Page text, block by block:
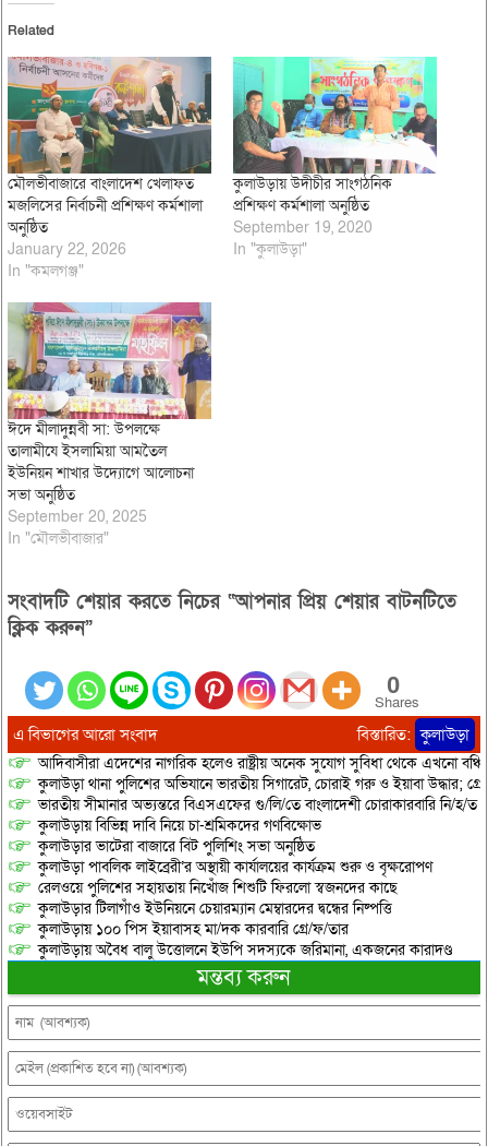
Related
মৌলভীবাজারে বাংলাদেশ খেলাফত
মজলিসের নির্বাচনী প্রশিক্ষণ কর্মশালা
অনুষ্ঠিত
January 22, 2026
In "কমলগঞ্জ"
কুলাউড়ায় উদীচীর সাংগঠনিক
প্রশিক্ষণ কর্মশালা অনুষ্ঠিত
September 19, 2020
In "কুলাউড়া"
ঈদে মীলাদুন্নবী সা: উপলক্ষে
তালামীযে ইসলামিয়া আমতৈল
ইউনিয়ন শাখার উদ্যোগে আলোচনা
সভা অনুষ্ঠিত
September 20, 2025
In "মৌলভীবাজার"
সংবাদটি শেয়ার করতে নিচের “আপনার প্রিয় শেয়ার বাটনটিতে
ক্লিক করুন”
0
Shares
এ বিভাগের আরো সংবাদ বিস্তারিত: কুলাউড়া
আদিবাসীরা এদেশের নাগরিক হলেও রাষ্ট্রীয় অনেক সুযোগ সুবিধা থেকে এখনো
কুলাউড়া থানা পুলিশের অভিযানে ভারতীয় সিগারেট, চোরাই গরু ও ইয়াবা উদ্ধার;
ভারতীয় সীমানার অভ্যন্তরে বিএসএফের গু/লি/তে বাংলাদেশী চোরাকারবারি নি/হ/ত
কুলাউড়ায় বিভিন্ন দাবি নিয়ে চা-শ্রমিকদের গণবিক্ষোভ
কুলাউড়ার ভাটেরা বাজারে বিট পুলিশিং সভা অনুষ্ঠিত
কুলাউড়া পাবলিক লাইব্রেরী’র অস্থায়ী কার্যালয়ের কার্যক্রম শুরু ও বৃক্ষরোপণ
রেলওয়ে পুলিশের সহায়তায় নিখোঁজ শিশুটি ফিরলো স্বজনদের কাছে
কুলাউড়ার টিলাগাঁও ইউনিয়নে চেয়ারম্যান মেম্বারদের দ্বন্ধের নিষ্পত্তি
কুলাউড়ায় ১০০ পিস ইয়াবাসহ মা/দক কারবারি গ্রে/ফ/তার
কুলাউড়ায় অবৈধ বালু উত্তোলনে ইউপি সদস্যকে জরিমানা, একজনের কারাদণ্ড
মন্তব্য করুন